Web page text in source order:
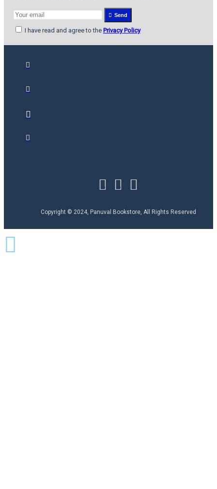
Send
I have read and agree to the Privacy Policy
Copyright © 2024, Panuval Bookstore, All Rights Reserved